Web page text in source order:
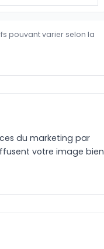
pouvant varier selon la
du marketing par
votre image bien